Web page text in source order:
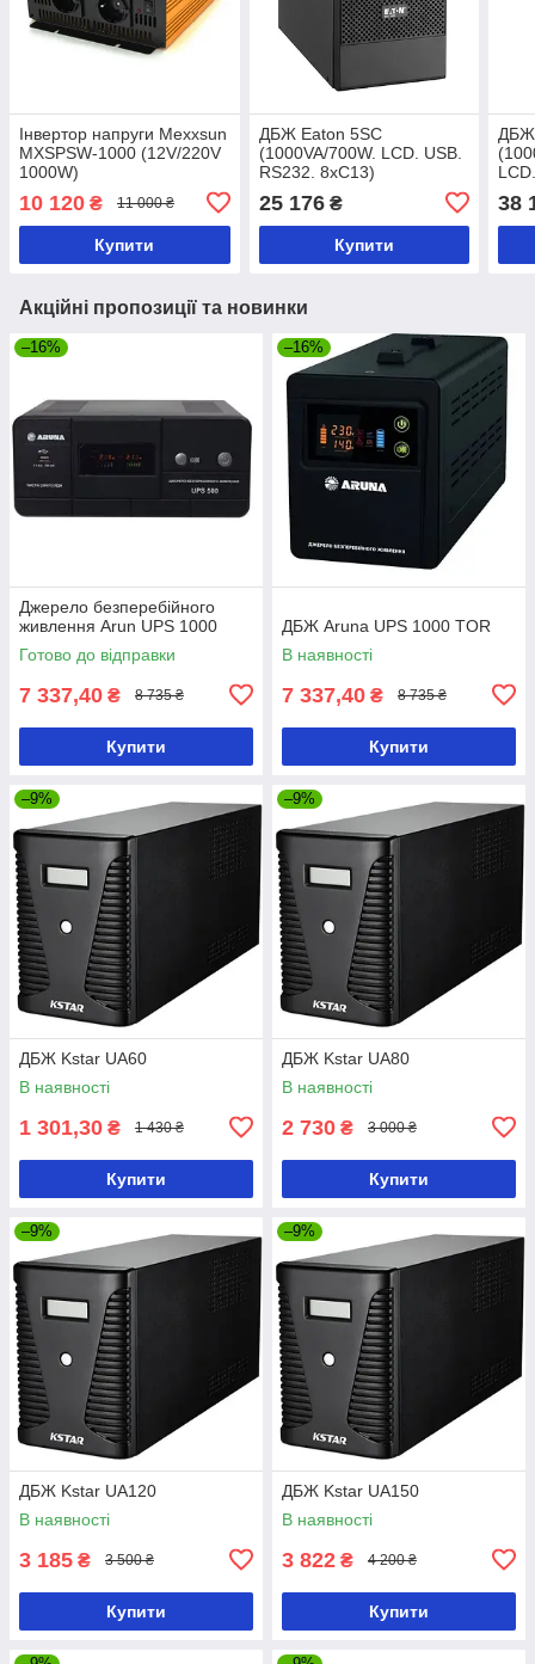
Інвертор напруги Mexxsun
MXSPSW-1000 (12V/220V
1000W)
10 120 ₴ 11 000 ₴
Купити
ДБЖ Eaton 5SC
(1000VA/700W. LCD. USB.
RS232. 8xC13)
25 176₴
Купити
ДБЖ
38
Акційні пропозиції та новинки
–16%
Джерело безперебійного
живлення Arun UPS 1000
Готово до відправки
7 337,40 ₴ 8 735 ₴
Купити
–16%
ДБЖ Aruna UPS 1000 TOR
В наявності
7 337,40 ₴ 8 735 ₴
Купити
–9%
ДБЖ Kstar UA60
В наявності
1 301,30 ₴ 1 430 ₴
Купити
–9%
ДБЖ Kstar UA80
В наявності
2 730 ₴ 3 000 ₴
Купити
–9%
ДБЖ Kstar UA120
В наявності
3 185 ₴ 3 500 ₴
Купити
–9%
ДБЖ Kstar UA150
В наявності
3 822 ₴ 4 200 ₴
Купити